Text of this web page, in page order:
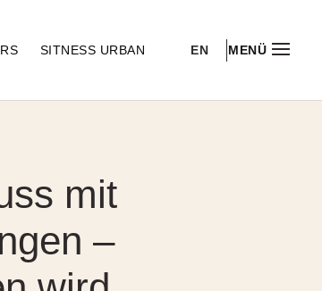
SITNESS URBAN EN MENÜ
mit
–